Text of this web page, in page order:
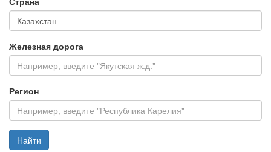
Железная дорога
Регион
Найти